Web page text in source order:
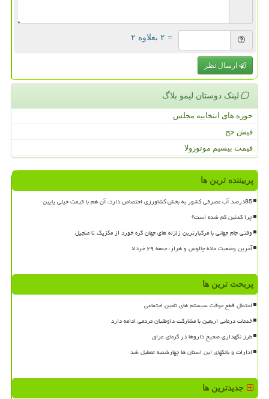
= ۲ بعلاوه ۲
ارسال نظر
لینک دوستان لیمو بلاگ
حوزه های انتخابیه مجلس
فیش حج
قیمت بیسیم موتورولا
پربیننده ترین ها
85درصد آب مصرفی کشور به بخش کشاورزی اختصاص دارد، آن هم با قیمت خیلی پایین
چرا کدئین کم شده است؟
وقتی جام جهانی با مرگبارترین زلزله های جهان گره خورد از مکزیک تا منجیل
آخرین وضعیت جاده چالوس و هراز، جمعه ۲۹ خرداد
پربحث ترین ها
احتمال قطع موقت سیستم های تامین اجتماعی
خدمات درمانی اربعین با مشارکت داوطلبان مردمی ادامه دارد
طرز نگهداری صحیح داروها در گرمای عراق
ادارات و بانکهای این استان ها چهارشنبه تعطیل شد
جدیدترین ها